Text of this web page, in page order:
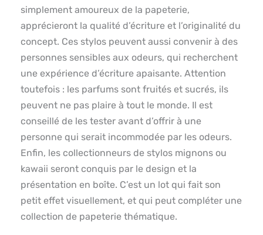
simplement amoureux de la papeterie,
apprécieront la qualité d’écriture et l’originalité du
concept. Ces stylos peuvent aussi convenir à des
personnes sensibles aux odeurs, qui recherchent
une expérience d’écriture apaisante. Attention
toutefois : les parfums sont fruités et sucrés, ils
peuvent ne pas plaire à tout le monde. Il est
conseillé de les tester avant d’offrir à une
personne qui serait incommodée par les odeurs.
Enfin, les collectionneurs de stylos mignons ou
kawaii seront conquis par le design et la
présentation en boîte. C’est un lot qui fait son
petit effet visuellement, et qui peut compléter une
collection de papeterie thématique.